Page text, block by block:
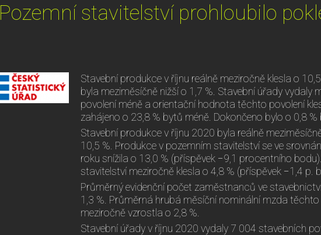
Pozemní stavitelství prohloubilo
Stavební produkce v říjnu reálně meziročně klesla o
byla meziměsíčně nižší o 1,7 %. Stavební úřady vydaly
povolení méně a orientační hodnota těchto povolení
zahájeno o 23,8 % bytů méně. Dokončeno bylo o 0,8 %
Stavební produkce v říjnu 2020 byla reálně
10,5 %. Produkce v pozemním stavitelství se ve
roku snížila o 13,0 % (příspěvek −9,1 procentního
stavitelství meziročně klesla o 4,8 % (příspěvek −1,4 p.
Průměrný evidenční počet zaměstnanců ve
1,3 %. Průměrná hrubá měsíční nominální mzda
meziročně vzrostla o 2,8 %.
Stavební úřady v říjnu 2020 vydaly 7 004 stavebních